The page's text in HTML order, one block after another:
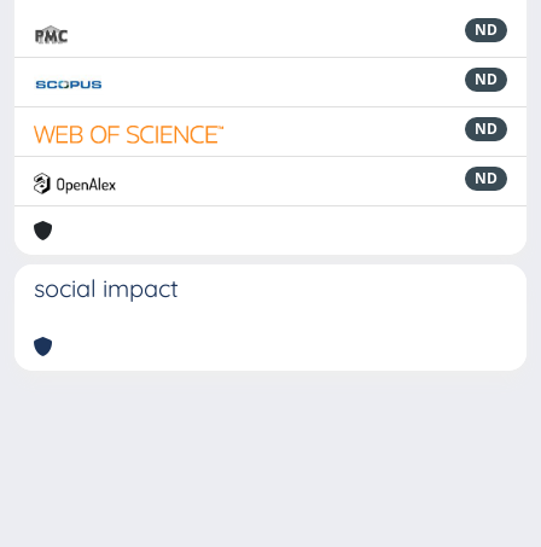
ND
ND
ND
ND
social impact